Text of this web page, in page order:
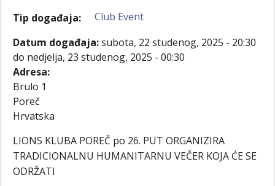
Tip događaja:
Club Event
Datum događaja:subota, 22 studenog, 2025 - 20:30
do nedjelja, 23 studenog, 2025 - 00:30
Adresa:
Brulo 1
Poreč
Hrvatska
LIONS KLUBA POREČ po 26. PUT ORGANIZIRA
TRADICIONALNU HUMANITARNU VEČER KOJA ĆE SE
ODRŽATI